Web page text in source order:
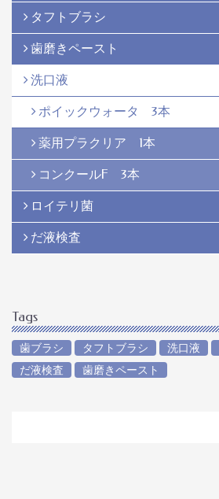
タフトブラシ
歯磨きペースト
洗口液
ポイックウォータ 3本
薬用プラクリア 1本
コンクールF 3本
ロイテリ菌
だ液検査
Tags
歯ブラシ タフトブラシ 洗口液
だ液検査
歯磨きペースト